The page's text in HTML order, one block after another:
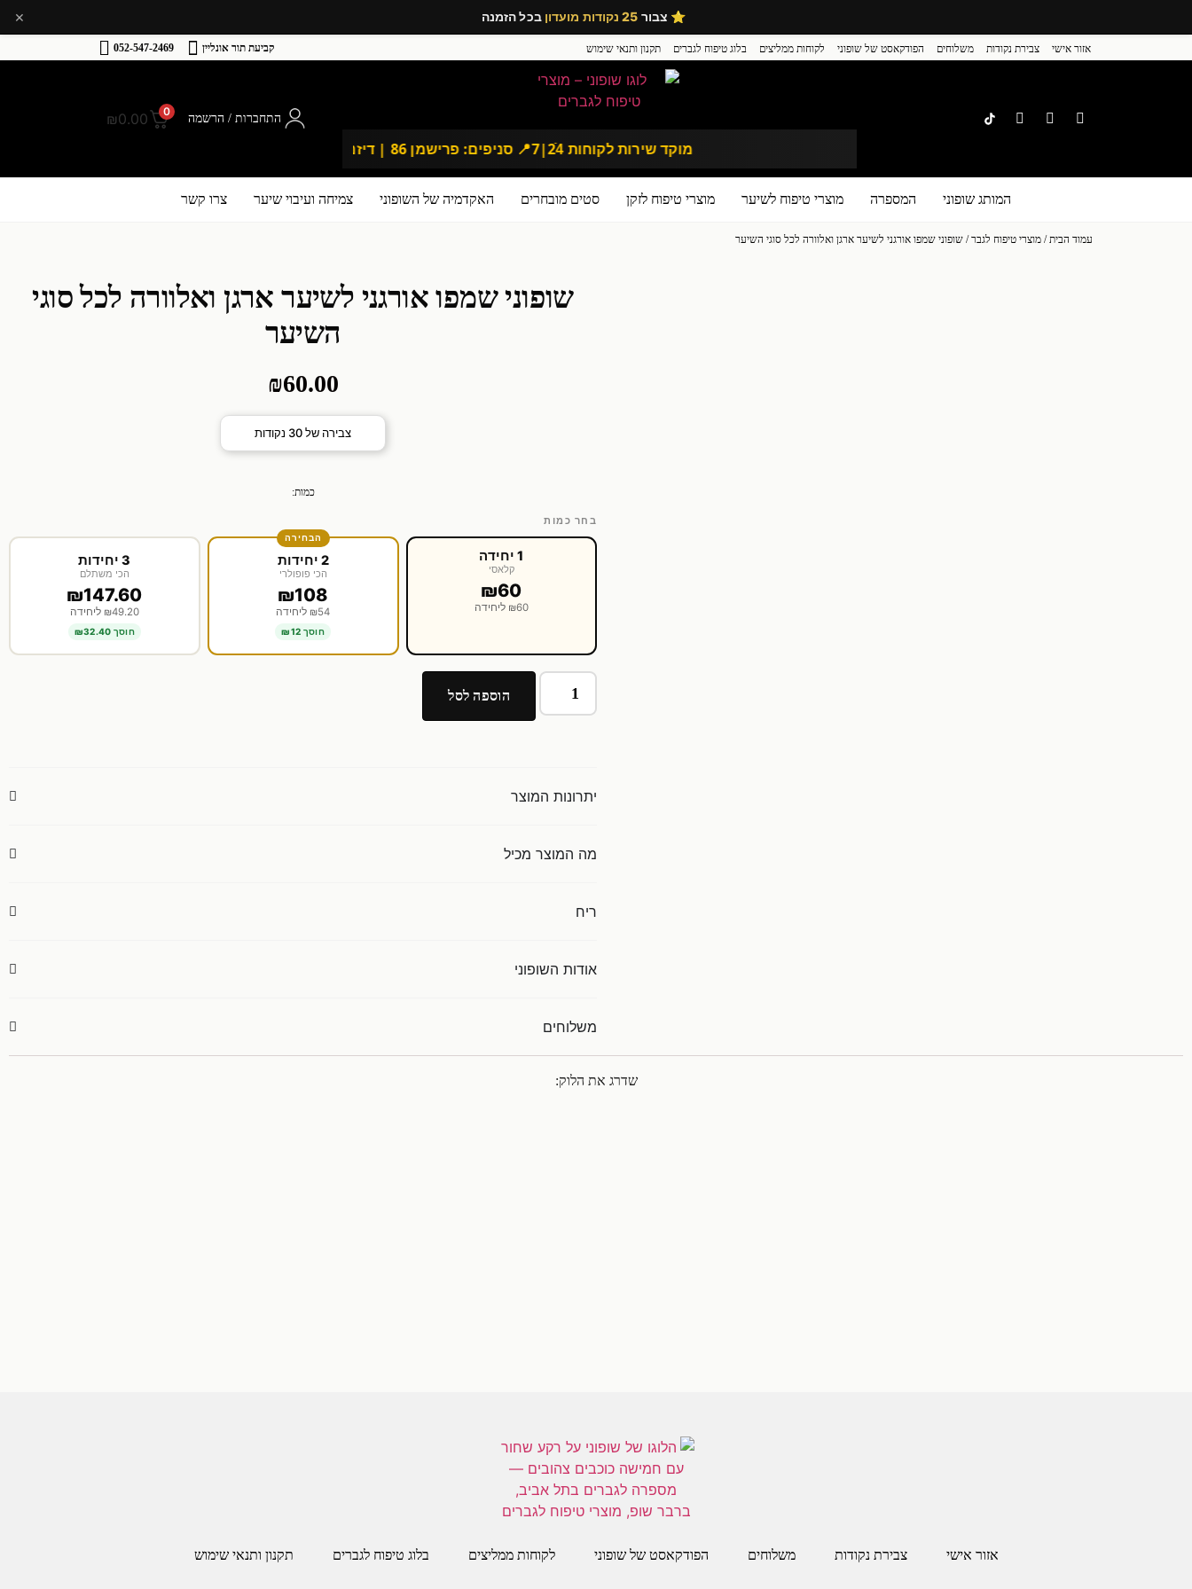
אזור אישי צבירת נקודות משלוחים הפודקאסט של שופוני לקוחות ממליצים בלוג טיפוח לגברים תקנון ותנאי שימוש קביעת תור אונליין 052-547-2469
מוקד שירות לקוחות 24ֿ|7 📍 סניפים: פרישמן 86 | דיזנגוף 167, תל אביב
התחברות / הרשמה
0
₪0.00
המותג שופוני המספרה מוצרי טיפוח לשיער מוצרי טיפוח לזקן סטים מובחרים האקדמיה של השופוני צמיחה ועיבוי שיער צרו קשר
עמוד הבית/ מוצרי טיפוח לגבר/ שופוני שמפו אורגני לשיער ארגן ואלוורה לכל סוגי השיער
שופוני שמפו אורגני לשיער ארגן ואלוורה לכל סוגי
השיער
₪60.00
צבירה של30 נקודות
כמות:
בחר כמות
1 יחידה
קלאסי
₪60
₪60 ליחידה
הבחירה
2 יחידות
הכי פופולרי
₪108
₪54 ליחידה
חוסך ₪12
3 יחידות
הכי משתלם
₪147.60
₪49.20 ליחידה
חוסך ₪32.40
הוספה לסל
יתרונות המוצר
מה המוצר מכיל
ריח
אודות השופוני
משלוחים
שדרג את הלוק:
אזור אישי צבירת נקודות משלוחים הפודקאסט של שופוני לקוחות ממליצים בלוג טיפוח לגברים תקנון ותנאי שימוש
⭐ צבור 25 נקודות מועדון בכל הזמנה ×